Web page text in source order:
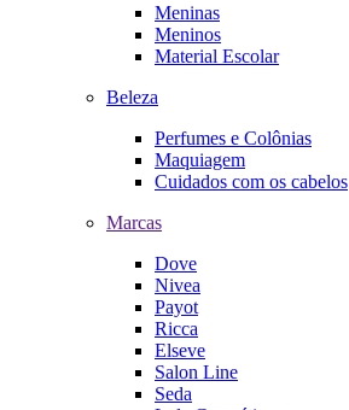
Meninas
Meninos
Material Escolar
Beleza
Perfumes e Colônias
Maquiagem
Cuidados com os cabelos
Marcas
Dove
Nivea
Payot
Ricca
Elseve
Salon Line
Seda